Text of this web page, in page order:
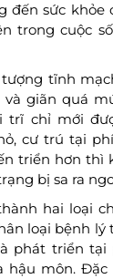
đến sức khỏe
trong cuộc
tĩnh
giãn quá
trĩ chỉ mới
cư trú tại
triển hơn thì
bị sa ra
hai loại
loại bệnh lý
phát triển tại
hậu môn.